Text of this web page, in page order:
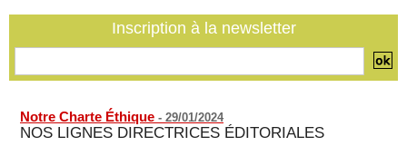
mois après son départ du pouvoir
rupture diplomatique » entre les 2 pays
Inscription à la newsletter
Notre Charte Éthique - 29/01/2024
NOS LIGNES DIRECTRICES ÉDITORIALES